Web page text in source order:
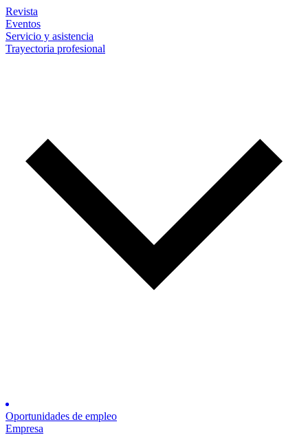
Revista
Eventos
Servicio y asistencia
Trayectoria profesional
Oportunidades de empleo
Empresa